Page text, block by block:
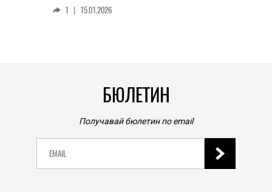
1 | 15.01.2026
БЮЛЕТИН
Получавай бюлетин по email